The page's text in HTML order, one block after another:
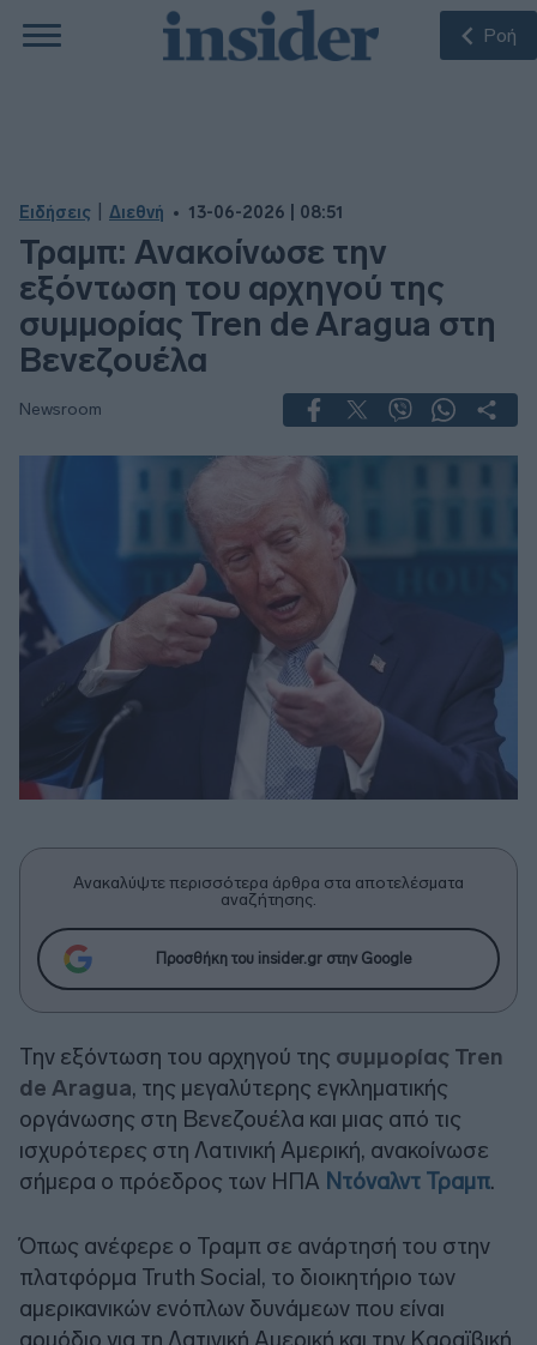
Ροή
Ειδήσεις Διεθνή 13-06-2026 | 08:51
Τραμπ: Ανακοίνωσε την
εξόντωση του αρχηγού της
συμμορίας Tren de Aragua στη
Βενεζουέλα
Newsroom
Ανακαλύψτε περισσότερα άρθρα στα αποτελέσματα
αναζήτησης.
Προσθήκη του insider.gr στην Google
Την εξόντωση του αρχηγού της συμμορίας Tren
de Aragua, της μεγαλύτερης εγκληματικής
οργάνωσης στη Βενεζουέλα και μιας από τις
ισχυρότερες στη Λατινική Αμερική, ανακοίνωσε
σήμερα ο πρόεδρος των ΗΠΑ Ντόναλντ Τραμπ.
Όπως ανέφερε ο Τραμπ σε ανάρτησή του στην
πλατφόρμα Truth Social, το διοικητήριο των
αμερικανικών ενόπλων δυνάμεων που είναι
αρμόδιο για τη Λατινική Αμερική και την Καραϊβική